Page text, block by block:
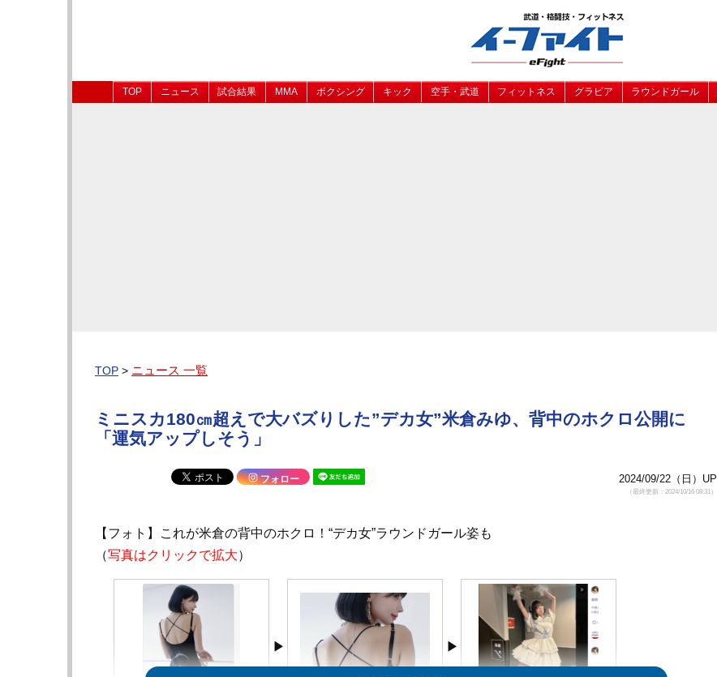
TOP ニュース 試合結果 MMA ボクシング キック 空手・武道 フィットネス グラビア ラウンドガール
TOP > ニュース 一覧
ミニスカ180㎝超えで大バズりした”デカ女”米倉みゆ、背中のホクロ公開に
「運気アップしそう」
フォロー 2024/09/22（日）UP
（最終更新：2024/10/16 08:31）
【フォト】これが米倉の背中のホクロ！“デカ女”ラウンドガール姿も
（写真はクリックで拡大）